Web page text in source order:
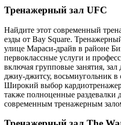
Тренажерный зал UFC
Найдите этот современный
езды от Bay Square.
улице Мараси-драйв в районе
первоклассные услуги и
включая групповые занятия, зал
джиу-джитсу, восьмиугольник
Широкий выбор
также полноценные раздевалки
современным тренажерным